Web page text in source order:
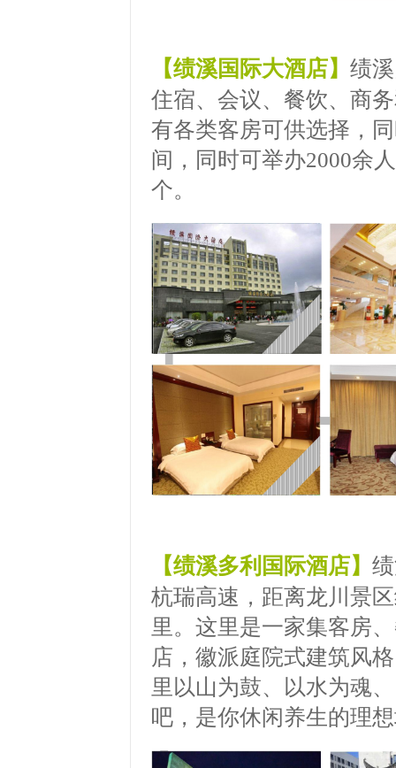
【绩溪国际大酒店】 绩
住宿、会议、餐饮、商
有各类客房可供选择，
间，同时可举办2000余
个。
【绩溪多利国际酒店】
杭瑞高速，距离龙川景
里。这里是一家集客房
店，徽派庭院式建筑风
里以山为鼓、以水为魂
吧，是你休闲养生的理